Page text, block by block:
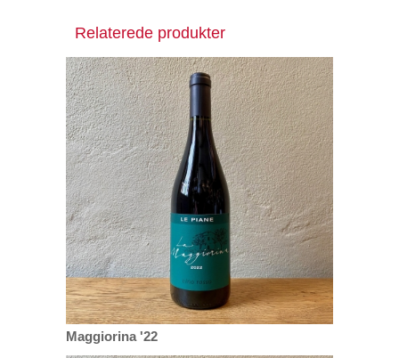
Relaterede produkter
Maggiorina '22